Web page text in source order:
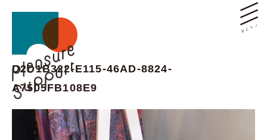
D2D1B322-E115-46AD-8824-
A7505FB108E9